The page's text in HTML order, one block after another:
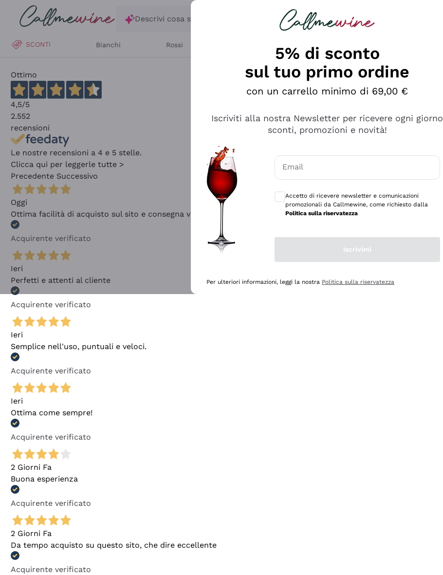
Salta al contenuto principale
Descrivi cosa stai cercando
SCONTI Bianchi Rossi
Ottimo
4,5/5
2.552
recensioni
Le nostre recensioni a 4 e 5 stelle.
Clicca qui per leggerle tutte >
Precedente Successivo
Oggi
Ottima facilità di acquisto sul sito e consegna velocissima
Acquirente verificato
Ieri
Perfetti e attenti al cliente
Acquirente verificato
Ieri
Semplice nell'uso, puntuali e veloci.
Acquirente verificato
Ieri
Ottima come sempre!
Acquirente verificato
2 Giorni Fa
Buona esperienza
Acquirente verificato
2 Giorni Fa
Da tempo acquisto su questo sito, che dire eccellente
Acquirente verificato
5% di sconto
sul tuo primo ordine
con un carrello minimo di 69,00 €
Iscriviti alla nostra Newsletter per ricevere ogni giorno
sconti, promozioni e novità!
Email
Accetto di ricevere newsletter e comunicazioni
promozionali da Callmewine, come richiesto dalla
Politica sulla riservatezza
Iscrivimi
Per ulteriori informazioni, leggi la nostra Politica sulla riservatezza